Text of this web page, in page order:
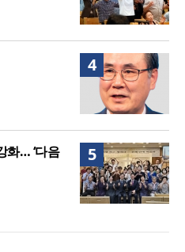
4
5
화… ‘다음